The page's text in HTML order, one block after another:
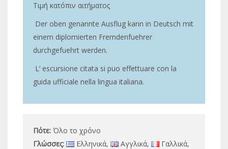
Τιμή κατόπιν αιτήματος
Der oben genannte Ausflug kann in Deutsch mit
einem diplomierten Fremdenfuehrer
durchgefuehrt werden.
L’ escursione citata si puo effettuare con la
guida ufficiale nella lingua italiana.
Πότε: Όλο το χρόνο
Γλώσσες:
Ελληνικά, Αγγλικά,
Γαλλικά,